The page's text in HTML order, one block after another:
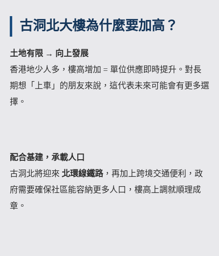
古洞北大樓為什麼要加高？
土地有限 → 向上發展
香港地少人多，樓高增加 = 單位供應即時提升。對長
期想「上車」的朋友來說，這代表未來可能會有更多選
擇。
配合基建，承載人口
古洞北將迎來 北環線鐵路，再加上跨境交通便利，政
府需要確保社區能容納更多人口，樓高上調就順理成
章。